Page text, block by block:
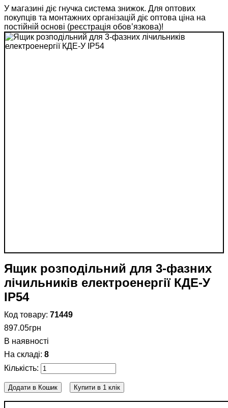
У магазині діє гнучка система знижок. Для оптових
покупців та монтажних організацій діє оптова ціна на
постійній основі (реєстрація обов’язкова)!
Ящик розподільний для 3-фазних
лічильників електроенергії КДЕ-У
IP54
71449
897.05грн
В наявності
8
Додати в Кошик Купити в 1 клік